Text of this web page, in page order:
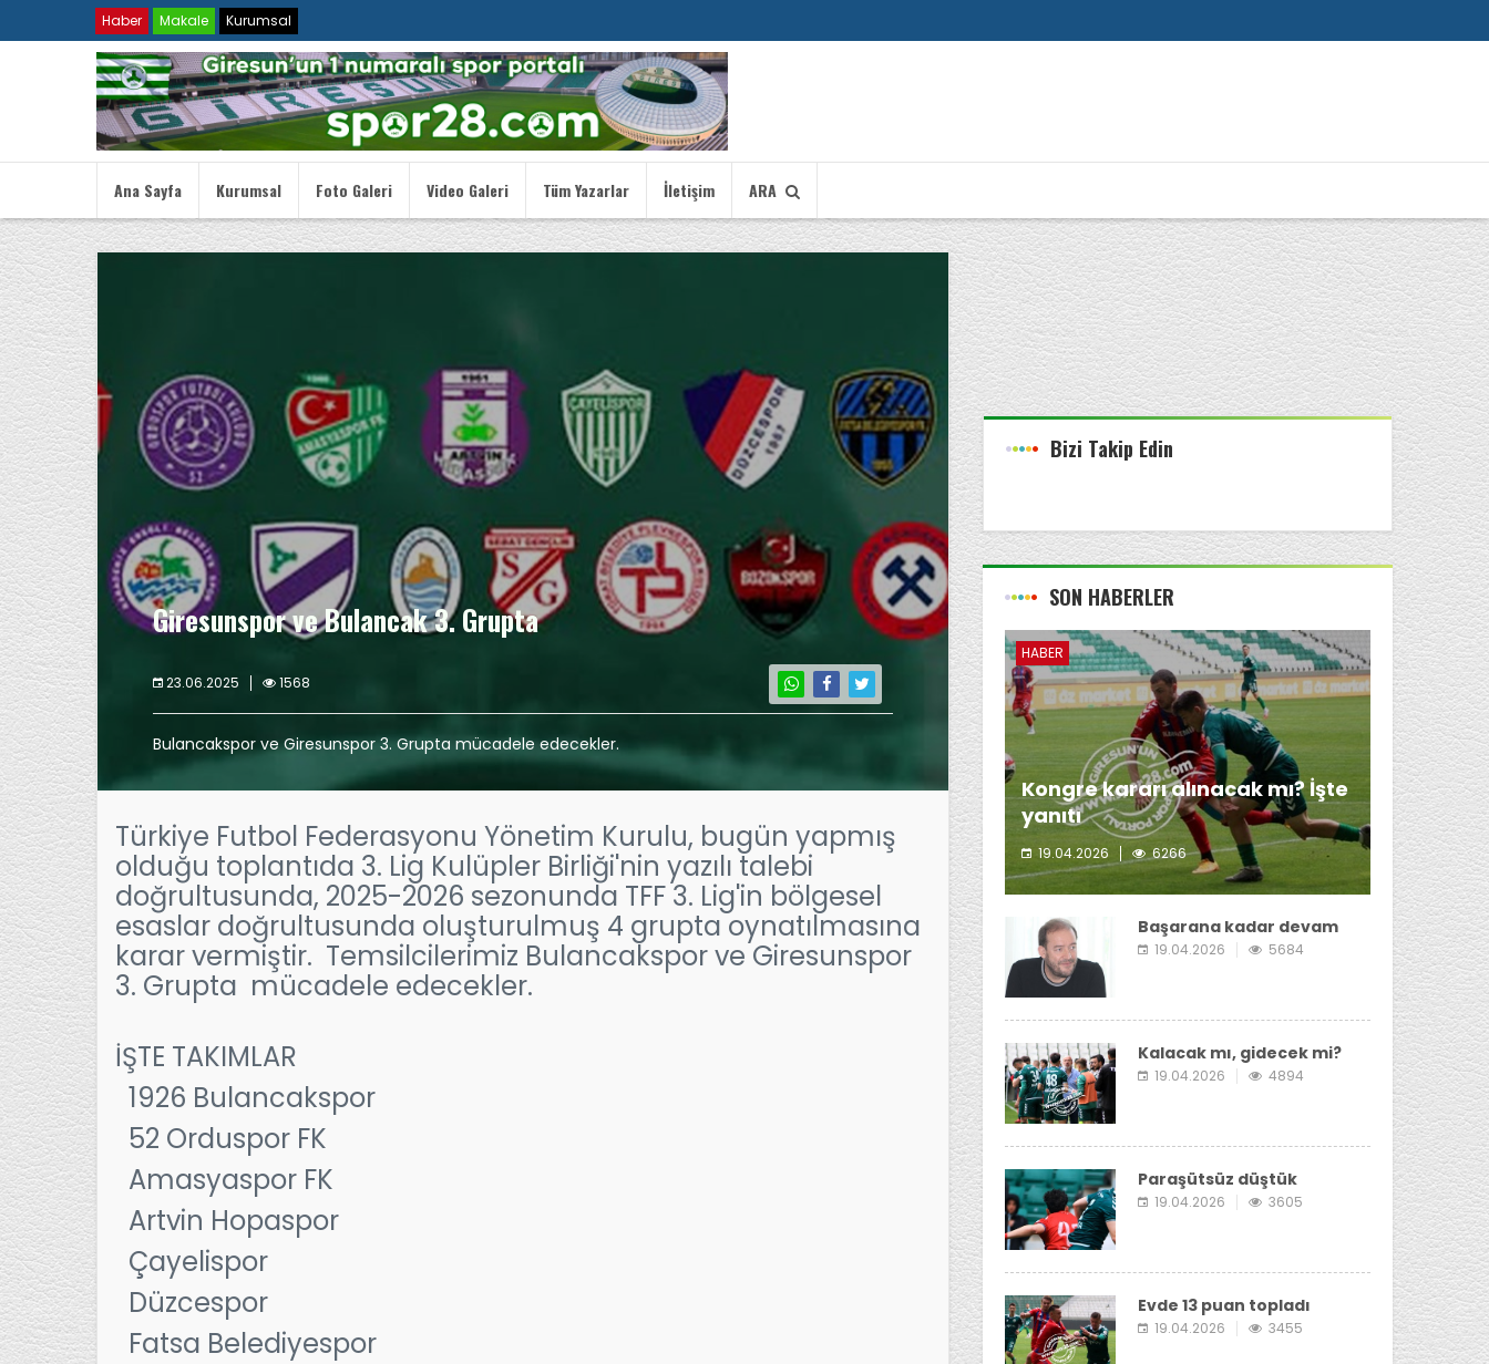
Haber Makale Kurumsal
Ana Sayfa Kurumsal Foto Galeri Video Galeri Tüm Yazarlar İletişim ARA
Giresunspor ve Bulancak 3. Grupta
23.06.2025 1568
Bulancakspor ve Giresunspor 3. Grupta mücadele edecekler.
Türkiye Futbol Federasyonu Yönetim Kurulu, bugün yapmış
olduğu toplantıda 3. Lig Kulüpler Birliği'nin yazılı talebi
doğrultusunda, 2025-2026 sezonunda TFF 3. Lig'in bölgesel
esaslar doğrultusunda oluşturulmuş 4 grupta oynatılmasına
karar vermiştir. Temsilcilerimiz Bulancakspor ve Giresunspor
3. Grupta mücadele edecekler.
İŞTE TAKIMLAR
1926 Bulancakspor
52 Orduspor FK
Amasyaspor FK
Artvin Hopaspor
Çayelispor
Düzcespor
Fatsa Belediyespor
Bizi Takip Edin
SON HABERLER
HABER
Kongre kararı alınacak mı? İşte
yanıtı
19.04.2026 6266
Giresunspor Başkanı Emin Eltuğral'ın kongre
Başarana kadar devam
19.04.2026 5684
Kalacak mı, gidecek mi?
19.04.2026 4894
Paraşütsüz düştük
19.04.2026 3605
Evde 13 puan topladı
19.04.2026 3455